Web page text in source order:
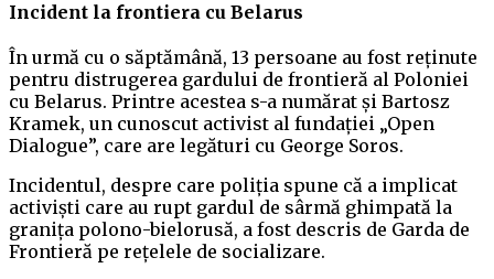
Incident la frontiera cu Belarus
În urmă cu o săptămână, 13 persoane au fost reținute
pentru distrugerea gardului de frontieră al Poloniei
cu Belarus. Printre acestea s-a numărat și Bartosz
Kramek, un cunoscut activist al fundației „Open
Dialogue”, care are legături cu George Soros.
Incidentul, despre care poliția spune că a implicat
activiști care au rupt gardul de sârmă ghimpată la
granița polono-bielorusă, a fost descris de Garda de
Frontieră pe rețelele de socializare.